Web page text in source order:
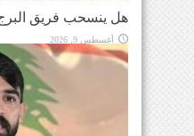
هل ينسحب فريق
أغسطس 9, 2026